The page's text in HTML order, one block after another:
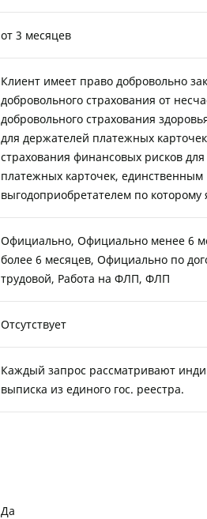
от 3 месяцев
Клиент имеет право добровольно
добровольного страхования от
добровольного страхования
для держателей платежных
страхования финансовых рисков
платежных карточек, единственным
выгодоприобретателем по которому
Официально, Официально менее 6
более 6 месяцев, Официально по
трудовой, Работа на ФЛП, ФЛП
Отсутствует
Каждый запрос рассматривают
выписка из единого гос. реестра.
Да